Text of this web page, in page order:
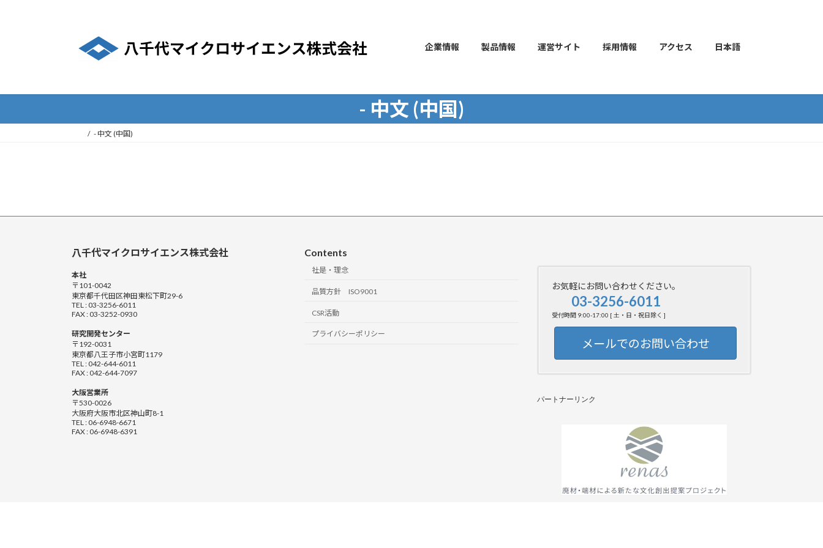
ス
ッ
ン
移
企業情報 製品情報 運営サイト 採用情報 アクセス 日本語
- 中文 (中国)
- 中文 (中国)
八千代マイクロサイエンス株式会社
本社
〒101-0042
東京都千代田区神田東松下町29-6
TEL : 03-3256-6011
FAX : 03-3252-0930
研究開発センター
〒192-0031
東京都八王子市小宮町1179
TEL : 042-644-6011
FAX : 042-644-7097
大阪営業所
〒530-0026
大阪府大阪市北区神山町8-1
TEL : 06-6948-6671
FAX : 06-6948-6391
Contents
社是・理念
品質方針 ISO9001
CSR活動
プライバシーポリシー
お気軽にお問い合わせください。
03-3256-6011
受付時間 9:00-17:00 [ 土・日・祝日除く ]
メールでのお問い合わせ
パートナーリンク